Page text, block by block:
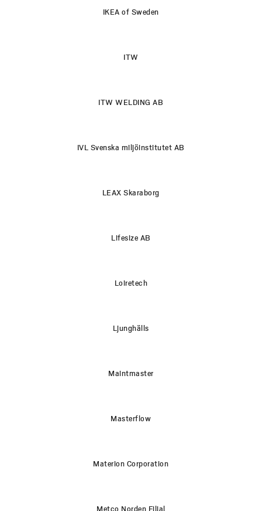
IKEA of Sweden
ITW
ITW WELDING AB
IVL Svenska miljöinstitutet AB
LEAX Skaraborg
Lifesize AB
Loiretech
Ljunghälls
Maintmaster
Masterflow
Materion Corporation
Metco Norden Filial